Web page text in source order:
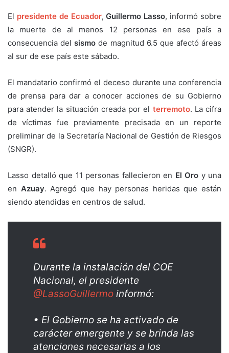
El presidente de Ecuador,Guillermo Lasso, informó sobre
la muerte de al menos 12 personas en ese país a
consecuencia delsismo de magnitud 6.5 que afectó áreas
al sur de ese país este sábado.
El mandatario confirmó el deceso durante una conferencia
de prensa para dar a conocer acciones de su Gobierno
para atender la situación creada por el terremoto. La cifra
de víctimas fue previamente precisada en un reporte
preliminar de la Secretaría Nacional de Gestión de Riesgos
(SNGR).
Lasso detalló que 11 personas fallecieron en El Oro y una
en Azuay. Agregó que hay personas heridas que están
siendo atendidas en centros de salud.
Durante la instalación del COE
Nacional, el presidente
@LassoGuillermo informó:
• El Gobierno se ha activado de
carácter emergente y se brinda las
atenciones necesarias a los